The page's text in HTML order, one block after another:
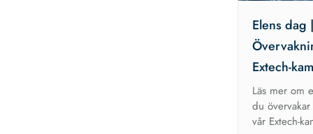
Elens dag |
Extech-
Läs mer om
du övervakar
vår Extech-